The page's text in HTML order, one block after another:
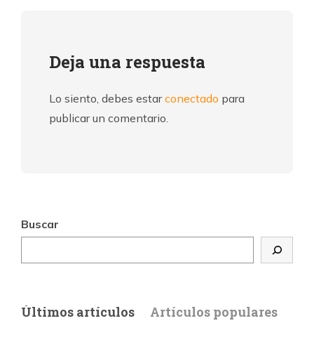
Deja una respuesta
Lo siento, debes estarconectado para
publicar un comentario.
Buscar
Últimos artículos Artículos populares